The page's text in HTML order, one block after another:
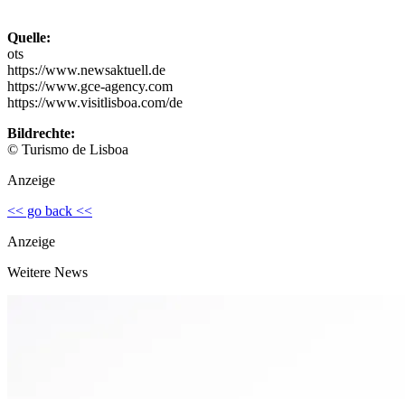
Quelle:
ots
https://www.newsaktuell.de
https://www.gce-agency.com
https://www.visitlisboa.com/de
Bildrechte:
© Turismo de Lisboa
Anzeige
<< go back <<
Anzeige
Weitere News